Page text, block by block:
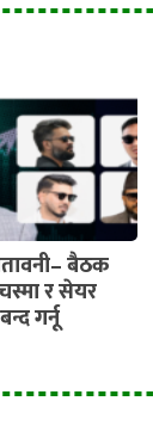
बैठक
र सेयर
गर्नू